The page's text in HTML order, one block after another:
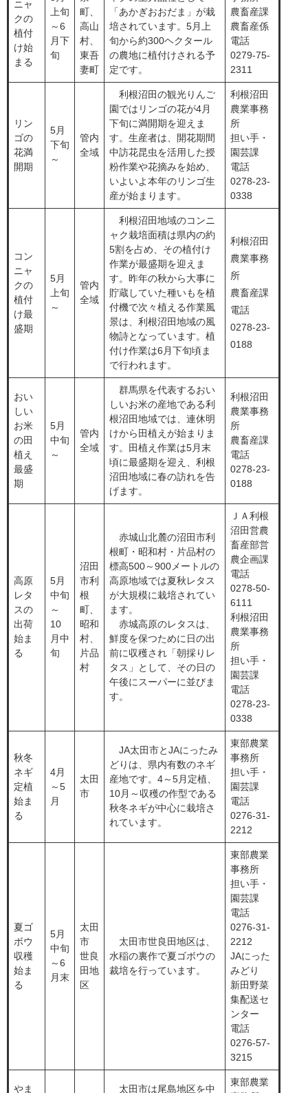
ニャ
クの
植付
け始
まる
上旬
～6
月下
旬
町、
高山
村、
東吾
妻町
「あかぎおおだま」が栽
培されています。5月上
旬から約300ヘクタール
の農地に植付けされる予
定です。
農畜産課
農畜産係
電話
0279-75-
2311
リン
ゴの
花満
開期
​5月
下旬
～
​管内
全域
​ 利根沼田の観光りんご
園ではリンゴの花が4月
下旬に満開期を迎えま
す。生産者は、開花期間
中訪花昆虫を活用した授
粉作業や花摘みを始め、
いよいよ本年のリンゴ生
産が始まります。
利根沼田
農業事務
所
担い手・
園芸課
電話
0278-23-
0338
コン
ニャ
クの
植付
け最
盛期
​5月
上旬
～
​管内
全域
​ 利根沼田地域のコンニ
ャク栽培面積は県内の約
5割を占め、その植付け
作業が最盛期を迎えま
す。昨年の秋から大事に
貯蔵していた種いもを植
付機で次々植える作業風
景は、利根沼田地域の風
物詩となっています。植
付け作業は6月下旬頃ま
で行われます。
利根沼田
農業事務
所
農畜産課
電話
0278-23-
0188
おい
しい
お米
の田
植え
最盛
期
​5月
中旬
～
​管内
全域
​群馬県を代表するおい
しいお米の産地である利
根沼田地域では、連休明
けから田植えが始まりま
す。田植え作業は5月末
頃に最盛期を迎え、利根
沼田地域に春の訪れを告
げます。
利根沼田
農業事務
所
農畜産課
電話
0278-23-
0188
高原
レタ
スの
出荷
始ま
る
​5月
中旬
～
10
月中
旬
​沼田
市利
根
町、
昭和
村、
片品
村
​ 赤城山北麓の沼田市利
根町・昭和村・片品村の
標高500～900メートルの
高原地域では夏秋レタス
が大規模に栽培されてい
ます。
赤城高原のレタスは、
鮮度を保つために日の出
前に収穫され「朝採りレ
タス」として、その日の
午後にスーパーに並びま
す。
ＪＡ利根
沼田営農
畜産部営
農企画課
電話
0278-50-
6111
利根沼田
農業事務
所
担い手・
園芸課
電話
0278-23-
0338
秋冬
ネギ
定植
始ま
る
​4月
～5
月
​太田
市
​ JA太田市とJAにったみ
どりは、県内有数のネギ
産地です。4～5月定植、
10月～収穫の作型である
秋冬ネギが中心に栽培さ
れています。
東部農業
事務所
担い手・
園芸課
電話
0276-31-
2212
夏ゴ
ボウ
収穫
始ま
る
​5月
中旬
～6
月末
​太田
市
世良
田地
区
​ 太田市世良田地区は、
水稲の裏作で夏ゴボウの
裁培を行っています。
東部農業
事務所
担い手・
園芸課
電話
0276-31-
2212
JAにった
みどり
新田野菜
集配送セ
ンター
電話
0276-57-
3215
やま ​ 太田市は尾島地区を中
東部農業